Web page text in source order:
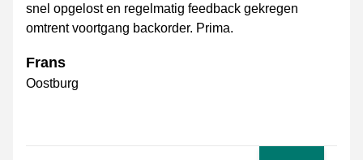
snel opgelost en regelmatig feedback gekregen
omtrent voortgang backorder. Prima.
Frans
Oostburg